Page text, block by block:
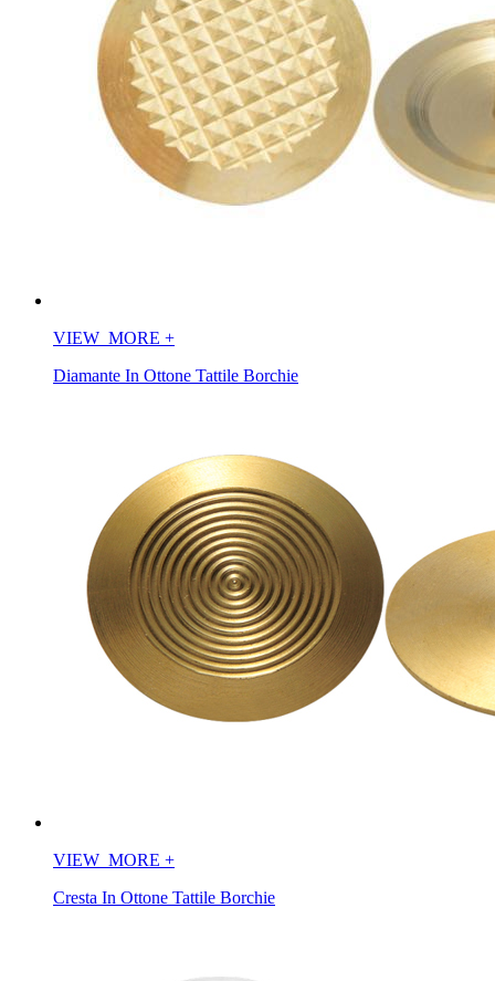
VIEW_MORE +
Diamante In Ottone Tattile Borchie
VIEW_MORE +
Cresta In Ottone Tattile Borchie